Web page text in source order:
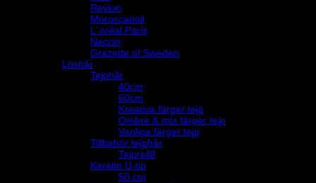
Revlon
Moroccanoil
L´oréal Paris
Neccin
Grazette of Sweden
Löshår
Tejphår
40cm
60cm
Kreativa färger tejp
Ombre & mix färger tejp
Vanliga färger tejp
Tillbehör tejphår
Tejprefill
Keratin U-tip
50 cm